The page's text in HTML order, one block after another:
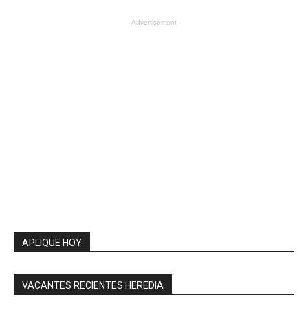
- Advertisement -
APLIQUE HOY
VACANTES RECIENTES HEREDIA